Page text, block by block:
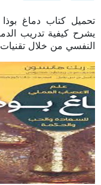
يشرح كيفية تدريب
النفسي من خلال